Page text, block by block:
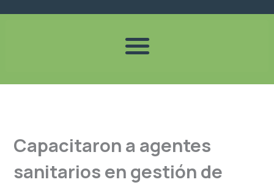
Capacitaron a agentes
sanitarios en gestión de